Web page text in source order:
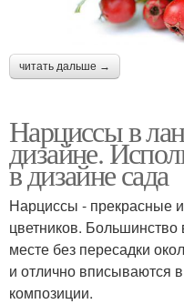
читать дальше →
Нарциссы в
дизайне.
в дизайне сада
Нарциссы - прекрасные
цветников. Большинство
месте без пересадки
и отлично вписываются
композиции.